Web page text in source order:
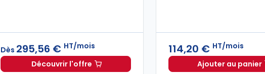
Dès 295,56 € HT/mois
Découvrir l'offreNavis Social à partir de 295,56 €HT/mois
114,20 € HT/mois
Ajouter au panier
actuEL